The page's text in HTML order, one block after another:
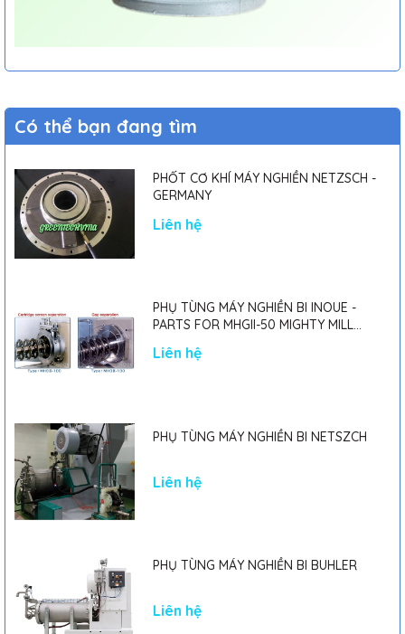
Có thể bạn đang tìm
PHỐT CƠ KHÍ MÁY NGHIỀN NETZSCH -
GERMANY
Liên hệ
PHỤ TÙNG MÁY NGHIỀN BI INOUE -
PARTS FOR MHGII-50 MIGHTY MILL
Liên hệ
PHỤ TÙNG MÁY NGHIỀN BI NETSZCH
Liên hệ
PHỤ TÙNG MÁY NGHIỀN BI BUHLER
Liên hệ